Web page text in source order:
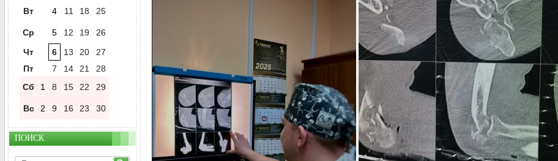
Вт 4 11 18 25
Ср 5 12 19
26
Чт
6 13 20
27
Пт
7 14 21
28
Сб
1 8 15 22 29
Вс 2 9 16 23 30
ПОИСК